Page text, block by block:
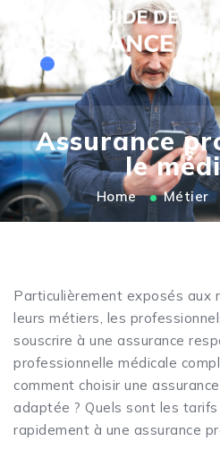
Assurance
le
Home Métier
Particulièrement exposés aux
leurs métiers, les
souscrire à une assurance
professionnelle médicale
comment choisir une
adaptée ? Quels sont les
rapidement à une assurance